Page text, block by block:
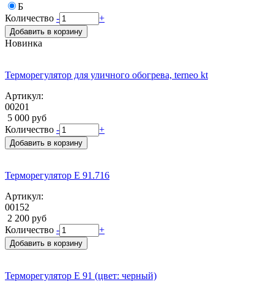
Б
Количество - +
Добавить в корзину
Новинка
Терморегулятор для уличного обогрева, terneo kt
Артикул:
00201
5 000 руб
Количество - +
Добавить в корзину
Терморегулятор E 91.716
Артикул:
00152
2 200 руб
Количество - +
Добавить в корзину
Терморегулятор Е 91 (цвет: черный)